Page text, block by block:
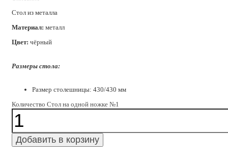
Стол из металла
Материал: металл
Цвет: чёрный
Размеры стола:
Размер столешницы: 430/430 мм
Количество Стол на одной ножке №1
Добавить в корзину